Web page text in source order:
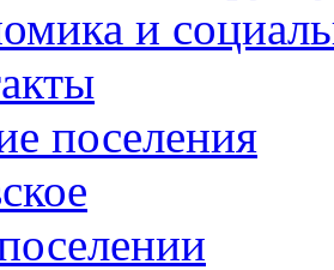
и
поселения